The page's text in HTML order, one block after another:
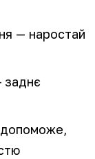
— наростай
заднє
допоможе,